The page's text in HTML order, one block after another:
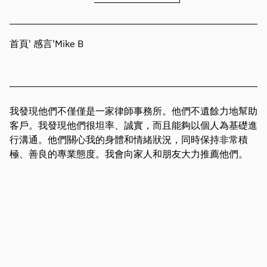
首頁' 感言'Mike B
我發現他們不僅僅是一家律師事務所。他們不遺餘力地幫助
客戶。我發現他們很坦率、誠實，而且能夠以個人為基礎進
行溝通。他們關心我的身體和情緒狀況，同時保持非常積
極、善良的專業態度。我會向家人和朋友大力推薦他們。